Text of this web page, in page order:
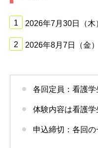
2026年7月30日（木
2026年8月7日（金
各回定員：看護
体験内容は看護
申込締切：各回